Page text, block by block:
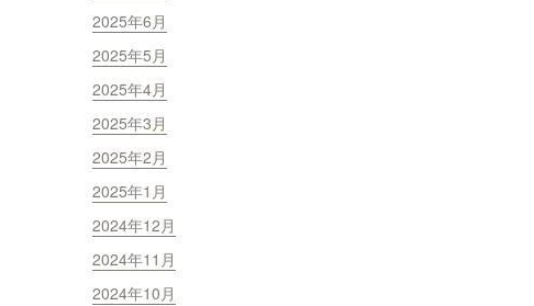
2025年6月
2025年5月
2025年4月
2025年3月
2025年2月
2025年1月
2024年12月
2024年11月
2024年10月